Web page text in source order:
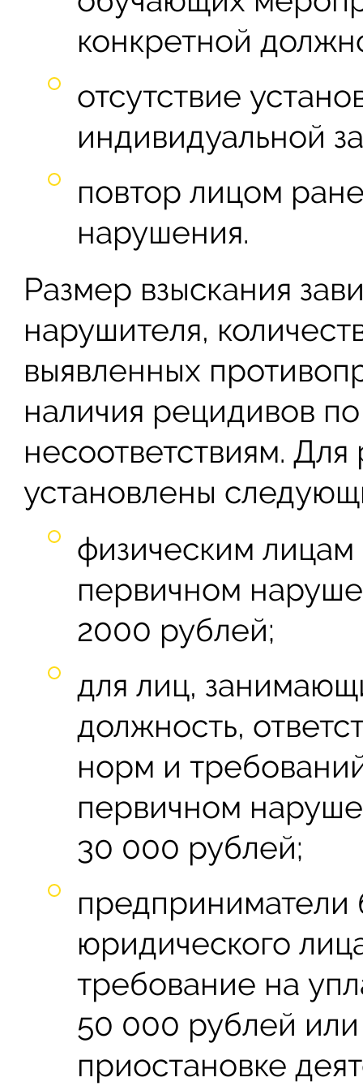
конкретной
отсутствие
индивидуальной
повтор лицом
нарушения.
Размер взыскания
нарушителя,
выявленных
наличия рецидивов
несоответствиям.
установлены
физическим
первичном
2000 рублей;
для лиц,
должность,
норм и
первичном
30 000 рублей;
юридического
требование на
50 000 рублей
приостановке